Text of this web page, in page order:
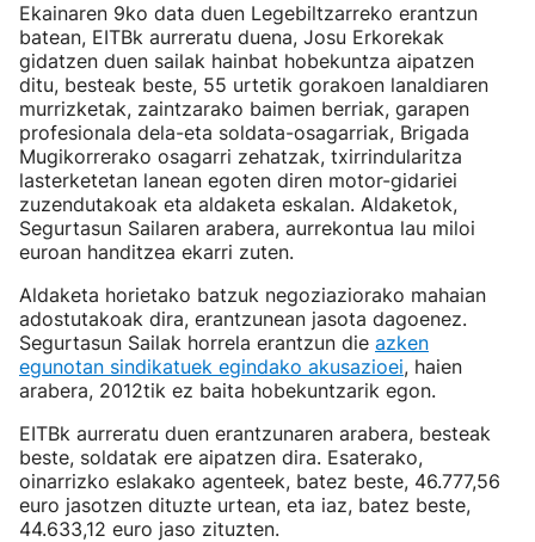
Ekainaren 9ko data duen Legebiltzarreko erantzun
batean, EITBk aurreratu duena, Josu Erkorekak
gidatzen duen sailak hainbat hobekuntza aipatzen
ditu, besteak beste, 55 urtetik gorakoen lanaldiaren
murrizketak, zaintzarako baimen berriak, garapen
profesionala dela-eta soldata-osagarriak, Brigada
Mugikorrerako osagarri zehatzak, txirrindularitza
lasterketetan lanean egoten diren motor-gidariei
zuzendutakoak eta aldaketa eskalan. Aldaketok,
Segurtasun Sailaren arabera, aurrekontua lau miloi
euroan handitzea ekarri zuten.
Aldaketa horietako batzuk negoziaziorako mahaian
adostutakoak dira, erantzunean jasota dagoenez.
Segurtasun Sailak horrela erantzun die azken
egunotan sindikatuek egindako akusazioei, haien
arabera, 2012tik ez baita hobekuntzarik egon.
EITBk aurreratu duen erantzunaren arabera, besteak
beste, soldatak ere aipatzen dira. Esaterako,
oinarrizko eslakako agenteek, batez beste, 46.777,56
euro jasotzen dituzte urtean, eta iaz, batez beste,
44.633,12 euro jaso zituzten.